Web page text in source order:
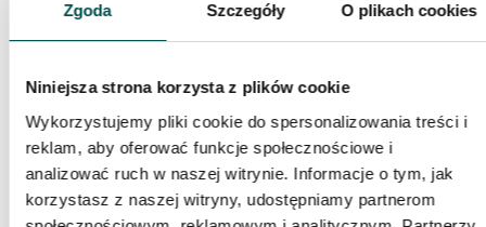
Zgoda Szczegóły O plikach cookies
Niniejsza strona korzysta z plików cookie
Wykorzystujemy pliki cookie do spersonalizowania treści i
reklam, aby oferować funkcje społecznościowe i
analizować ruch w naszej witrynie. Informacje o tym, jak
korzystasz z naszej witryny, udostępniamy partnerom